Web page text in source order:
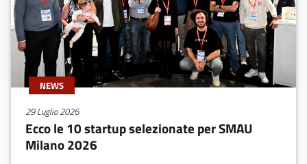
NEWS
29 Luglio 2026
Ecco le 10 startup selezionate per SMAU
Milano 2026